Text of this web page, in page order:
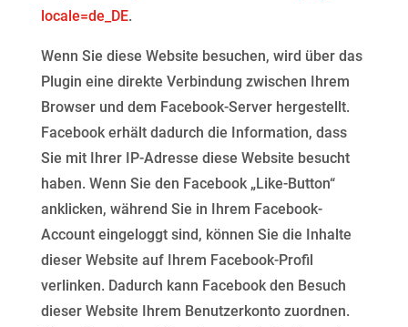
locale=de_DE.
Wenn Sie diese Website besuchen, wird über das
Plugin eine direkte Verbindung zwischen Ihrem
Browser und dem Facebook-Server hergestellt.
Facebook erhält dadurch die Information, dass
Sie mit Ihrer IP-Adresse diese Website besucht
haben. Wenn Sie den Facebook „Like-Button“
anklicken, während Sie in Ihrem Facebook-
Account eingeloggt sind, können Sie die Inhalte
dieser Website auf Ihrem Facebook-Profil
verlinken. Dadurch kann Facebook den Besuch
dieser Website Ihrem Benutzerkonto zuordnen.